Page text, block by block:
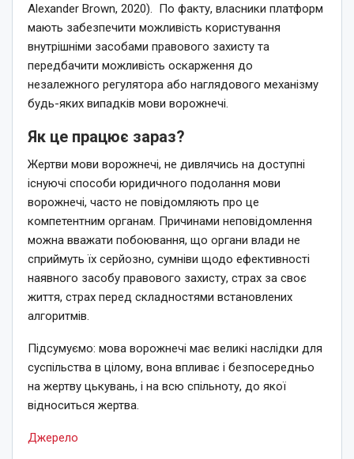
Alexander Brown, 2020). По факту, власники платформ
мають забезпечити можливість користування
внутрішніми засобами правового захисту та
передбачити можливість оскарження до
незалежного регулятора або наглядового механізму
будь-яких випадків мови ворожнечі.
Як це працює зараз?
Жертви мови ворожнечі, не дивлячись на доступні
існуючі способи юридичного подолання мови
ворожнечі, часто не повідомляють про це
компетентним органам. Причинами неповідомлення
можна вважати побоювання, що органи влади не
сприймуть їх серйозно, сумніви щодо ефективності
наявного засобу правового захисту, страх за своє
життя, страх перед складностями встановлених
алгоритмів.
Підсумуємо: мова ворожнечі має великі наслідки для
суспільства в цілому, вона впливає і безпосередньо
на жертву цькувань, і на всю спільноту, до якої
відноситься жертва.
Джерело